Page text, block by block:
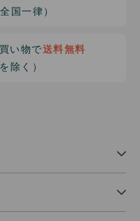
全国一律）
い物で送料無料
除く）